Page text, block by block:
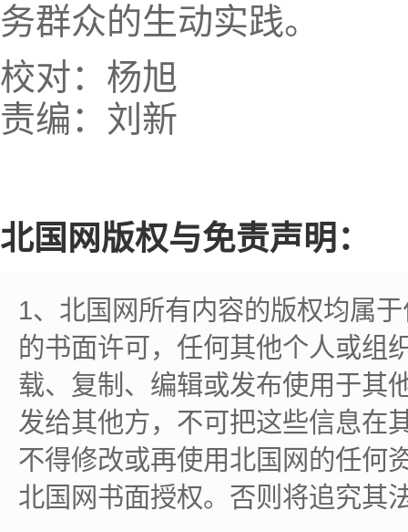
务群众的生动实践。
校对：杨旭
责编：刘新
北国网版权与免责声明：
1、北国网所有内容的版权均属
的书面许可，任何其他个人或组
载、复制、编辑或发布使用于其
发给其他方，不可把这些信息在
不得修改或再使用北国网的任何
北国网书面授权。否则将追究其